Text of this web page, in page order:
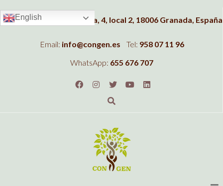
Dirección: C/Albahaca, 4, local 2, 18006 Granada, España
Email: info@congen.es Tel: 958 07 11 96
WhatsApp: 655 676 707
English